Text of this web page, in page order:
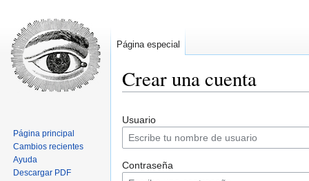
Crear una cuenta
a
a
Usuario
Contraseña
Página especial
Página principal
Cambios recientes
Ayuda
Descargar PDF